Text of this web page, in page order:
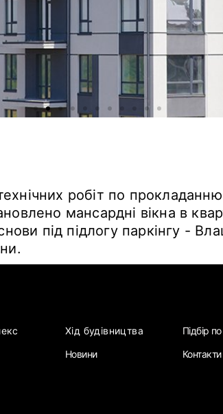
робіт по
мансардні вікна в
під підлогу паркінгу -
Хід будівництва
Новини
Підбір
Контакти